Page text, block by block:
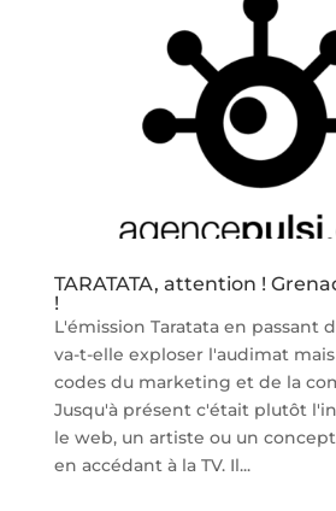
TARATATA, attention !
!
L'émission Taratata en passant
va-t-elle exploser l'audimat
codes du marketing et de la
Jusqu'à présent c'était plutôt
le web, un artiste ou un
en accédant à la TV. Il...